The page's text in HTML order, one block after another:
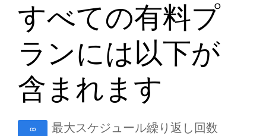
すべての有料プ
ランには以下が
含まれます
∞ 最大スケジュール繰り返し回数